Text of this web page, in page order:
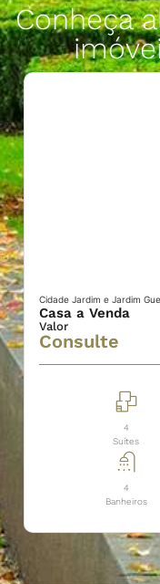
Conheça
Cidade Jardim e Jardim
Casa a Venda
Valor
Consulte
4
Suítes
4
Banheiros